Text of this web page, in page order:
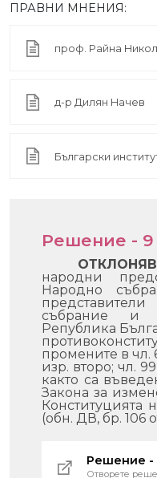
ПРАВНИ МНЕНИЯ:
проф. Райна
д-р Дилян Начев
Български
Решение - 9
народни
Народно
събрание и
Република
промените в чл.
изр. второ; чл.
както са
Закона за
Конституцията
(обн. ДВ, бр. 106
Решение -
Отворете